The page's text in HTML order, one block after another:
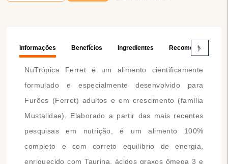
Informações Benefícios Ingredientes Recomendações
NuTrópica Ferret é um alimento cientificamente
formulado e especialmente desenvolvido para
Furões (Ferret) adultos e em crescimento (família
Mustalidae). Elaborado a partir das mais recentes
pesquisas em nutrição, é um alimento 100%
completo e com correto equilíbrio de energia,
enriquecido com Taurina, ácidos graxos ômega 3 e